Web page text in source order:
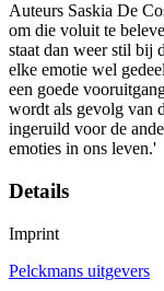
Auteurs Saskia De
om die voluit te
staat dan weer stil bij
elke emotie wel
een goede
wordt als gevolg van
ingeruild voor de
emoties in ons leven.'
Details
Imprint
Pelckmans uitgevers